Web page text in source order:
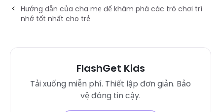
Hướng dẫn của cha mẹ để khám phá các trò chơi trí
nhớ tốt nhất cho trẻ
FlashGet Kids
Tải xuống miễn phí. Thiết lập đơn giản. Bảo
vệ đáng tin cậy.